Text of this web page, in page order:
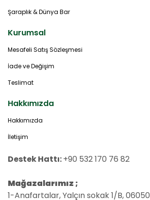
Şaraplık & Dünya Bar
Kurumsal
Mesafeli Satış Sözleşmesi
İade ve Değişim
Teslimat
Hakkımızda
Hakkımızda
İletişim
Destek Hattı:+90 532 170 76 82
Mağazalarımız ;
1-Anafartalar, Yalçın sokak 1/B, 06050